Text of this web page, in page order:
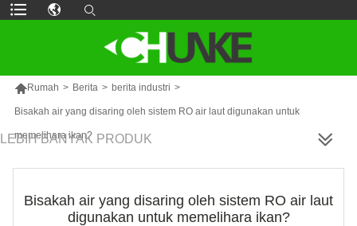
Rumah > Berita > berita industri >
Bisakah air yang disaring oleh sistem RO air laut digunakan untuk
memelihara ikan?
LEBIH BANYAK PRODUK
Bisakah air yang disaring oleh sistem RO air laut
digunakan untuk memelihara ikan?